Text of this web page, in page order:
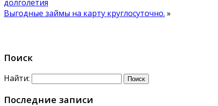
долголетия
Выгодные займы на карту круглосуточно. »
Поиск
Найти:
Последние записи